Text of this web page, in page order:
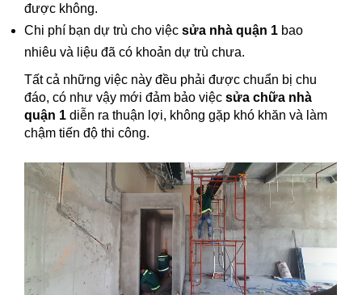
được không.
Chi phí bạn dự trù cho việc sửa nhà quận 1 bao
nhiêu và liệu đã có khoản dự trù chưa.
Tất cả những việc này đều phải được chuẩn bị chu
đáo, có như vậy mới đảm bảo việc sửa chữa nhà
quận 1 diễn ra thuận lợi, không gặp khó khăn và làm
chậm tiến độ thi công.